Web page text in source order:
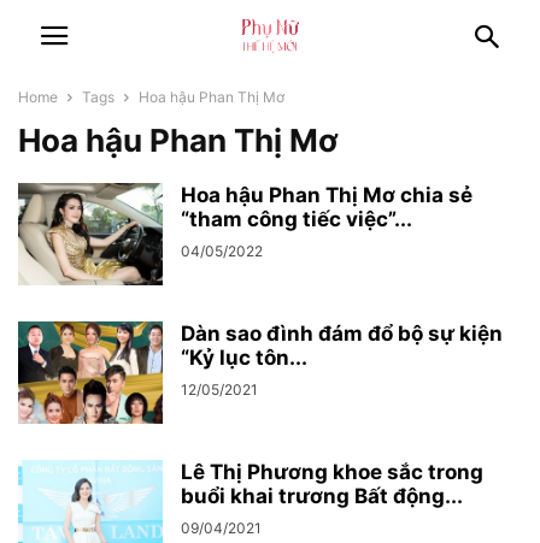
Home Tags Hoa hậu Phan Thị Mơ
Hoa hậu Phan Thị Mơ
Hoa hậu Phan Thị Mơ chia sẻ
“tham công tiếc việc”...
04/05/2022
Dàn sao đình đám đổ bộ sự kiện
“Kỷ lục tôn...
12/05/2021
Lê Thị Phương khoe sắc trong
buổi khai trương Bất động...
09/04/2021